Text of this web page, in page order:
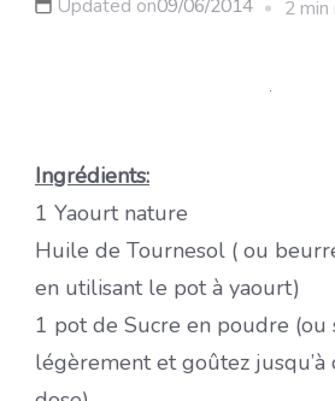
Updated on09/06/2014 2 min
Ingrédients:
1 Yaourt nature
Huile de Tournesol ( ou
en utilisant le pot à yaourt)
1 pot de Sucre en poudre (ou
légèrement et goûtez